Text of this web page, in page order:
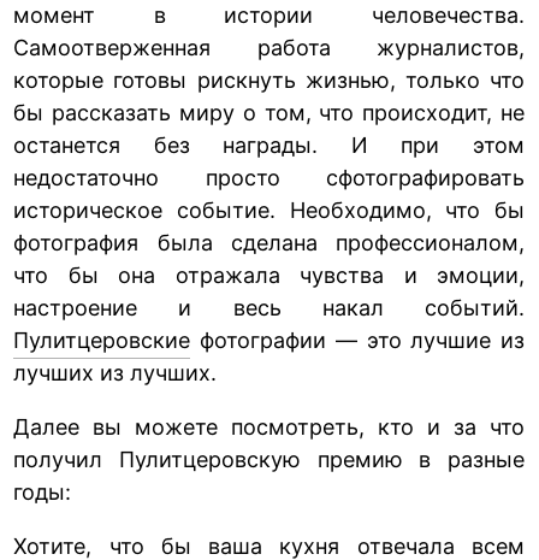
момент в истории человечества.
Самоотверженная работа журналистов,
которые готовы рискнуть жизнью, только что
бы рассказать миру о том, что происходит, не
останется без награды. И при этом
недостаточно просто сфотографировать
историческое событие. Необходимо, что бы
фотография была сделана профессионалом,
что бы она отражала чувства и эмоции,
настроение и весь накал событий.
Пулитцеровские фотографии — это лучшие из
лучших из лучших.
Далее вы можете посмотреть, кто и за что
получил Пулитцеровскую премию в разные
годы:
Хотите, что бы ваша кухня отвечала всем